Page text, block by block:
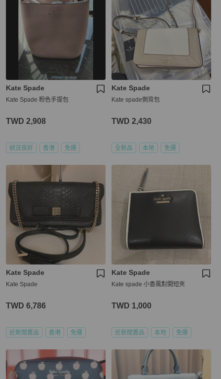
Kate Spade
Kate Spade 粉色手提包
TWD 2,908
狀況良好 香港 免運
Kate Spade
Kate spade側背包
TWD 2,430
全新品 本地 免運
Kate Spade
Kate Spade
TWD 6,786
近新閒置品 香港 免運
Kate Spade
Kate spade 小香風對開短夾
TWD 1,000
近新閒置品 本地 免運